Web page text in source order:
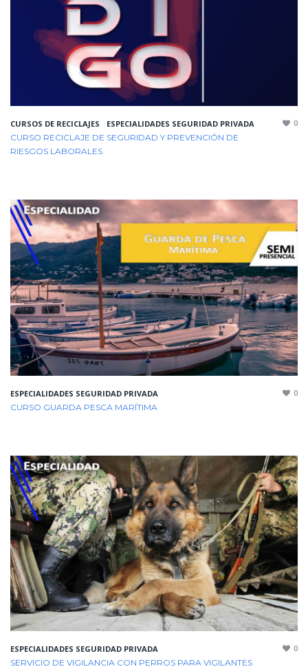
CURSOS DE RECICLAJES
ESPECIALIDADES SEGURIDAD PRIVADA
CURSO RECICLAJE DE SEGURIDAD Y PREVENCIÓN DE
RIESGOS LABORALES
0
ESPECIALIDADES SEGURIDAD PRIVADA
CURSO GUARDA PESCA MARÍTIMA
0
ESPECIALIDADES SEGURIDAD PRIVADA
SERVICIO DE VIGILANCIA CON PERROS PARA VIGILANTES
0